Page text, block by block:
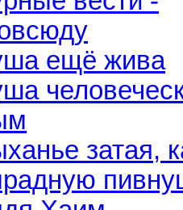
ещё жива
затая,